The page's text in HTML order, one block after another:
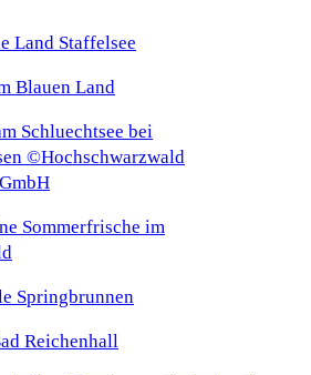
Blauen Land
Sommerfrische im
Reichenhall